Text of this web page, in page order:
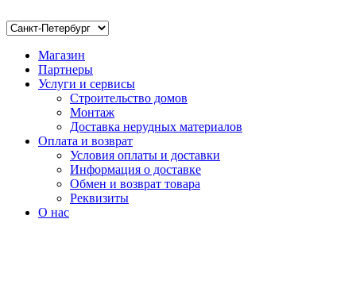
Магазин
Партнеры
Услуги и сервисы
Строительство домов
Монтаж
Доставка нерудных материалов
Оплата и возврат
Условия оплаты и доставки
Информация о доставке
Обмен и возврат товара
Реквизиты
О нас